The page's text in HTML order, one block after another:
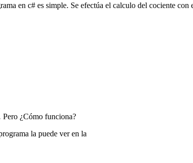
en c# es simple. Se efectúa el calculo del cociente
¿Cómo funciona?
la puede ver en la